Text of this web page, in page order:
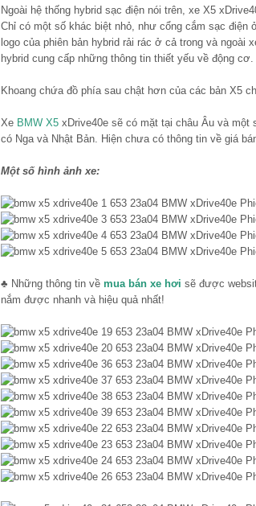
Ngoài hệ thống hybrid sạc điện nói trên, xe X5
Chỉ có một số khác biệt nhỏ, như cổng cắm sạc
logo của phiên bản hybrid rải rác ở cả trong và ngoài
hybrid cung cấp những thông tin thiết yếu về động cơ.
Khoang chứa đồ phía sau chật hơn của các bản X5
Xe BMW X5 xDrive40e sẽ có mặt tại châu Âu và
có Nga và Nhật Bản. Hiện chưa có thông tin về giá
Một số hình ảnh xe:
♣ Những thông tin về mua bán xe hơi sẽ được
nắm được nhanh và hiệu quả nhất!